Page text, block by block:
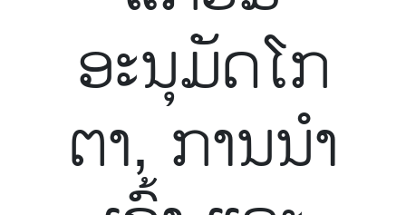
ອະນຸມັດໂກ
ຕາ, ການນໍາ